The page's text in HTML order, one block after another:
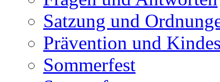
Satzung und
Prävention und
Sommerfest